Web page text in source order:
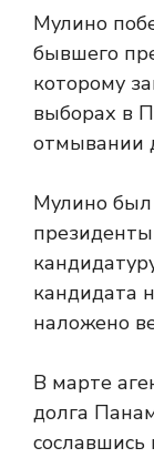
Мулино
бывшего
которому
выборах в
отмывании
Мулино
кандидата
наложено
В марте
долга